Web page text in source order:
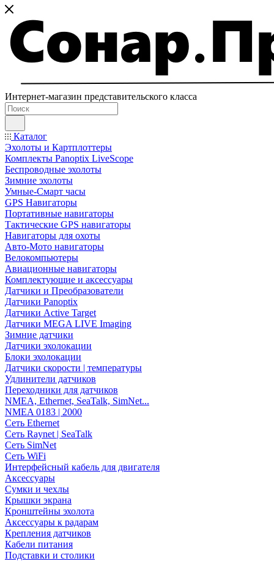
Интернет-магазин представительского класса
Каталог
Эхолоты и Картплоттеры
Комплекты Panoptix LiveScope
Беспроводные эхолоты
Зимние эхолоты
Умные-Смарт часы
GPS Навигаторы
Портативные навигаторы
Тактические GPS навигаторы
Навигаторы для охоты
Авто-Мото навигаторы
Велокомпьютеры
Авиационные навигаторы
Комплектующие и аксессуары
Датчики и Преобразователи
Датчики Panoptix
Датчики Active Target
Датчики MEGA LIVE Imaging
Зимние датчики
Датчики эхолокации
Блоки эхолокации
Датчики скорости | температуры
Удлинители датчиков
Переходники для датчиков
NMEA, Ethernet, SeaTalk, SimNet...
NMEA 0183 | 2000
Сеть Ethernet
Сеть Raynet | SeaTalk
Сеть SimNet
Сеть WiFi
Интерфейсный кабель для двигателя
Аксессуары
Сумки и чехлы
Крышки экрана
Кронштейны эхолота
Аксессуары к радарам
Крепления датчиков
Кабели питания
Подставки и столики